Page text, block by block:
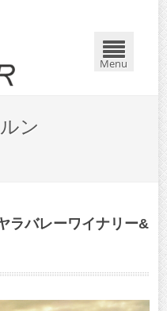
Menu
ン
ラバレーワイナリー&